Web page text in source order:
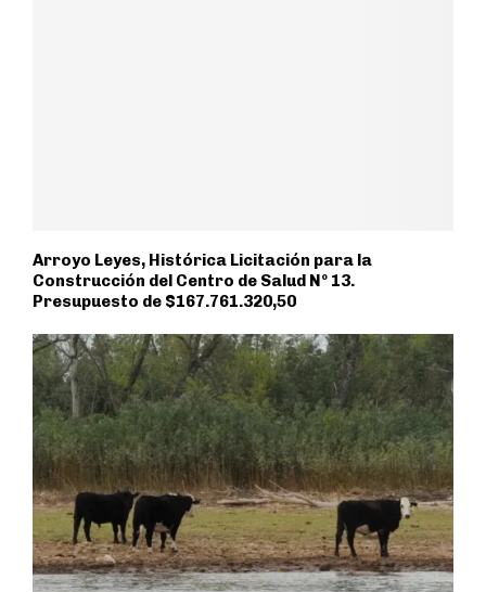
Arroyo Leyes, Histórica Licitación para la
Construcción del Centro de Salud Nº 13.
Presupuesto de $167.761.320,50